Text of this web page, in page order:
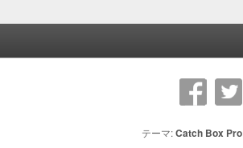
テーマ:Catch Box Pro